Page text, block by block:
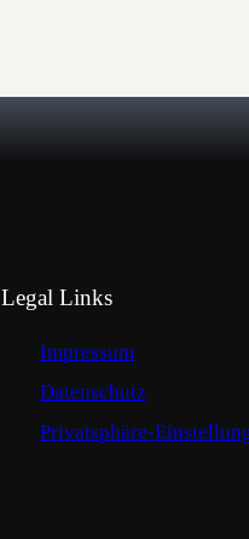
Legal Links
Impressum
Datenschutz
Privatsphäre-